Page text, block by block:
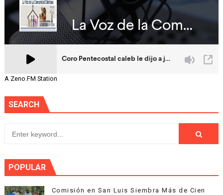
A Zeno.FM Station
SEARCH
POPULAR
Comisión en San Luis Siembra Más de Cien